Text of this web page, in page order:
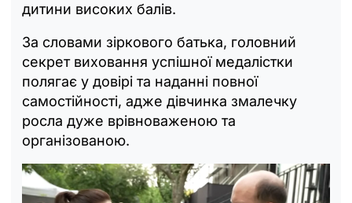
дитини високих балів.
За словами зіркового батька, головний
секрет виховання успішної медалістки
полягає у довірі та наданні повної
самостійності, адже дівчинка змалечку
росла дуже врівноваженою та
організованою.